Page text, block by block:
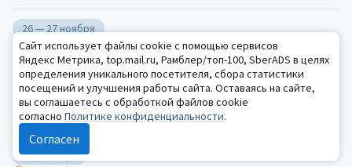
26 — 27 ноября
Москва, online
Четвертая научно-практическая конференция с
международным участием «Диагностика в
клинической (медицинской) психологии: традиции и
перспективы. К 115-летию Сусанны Яковлевны
Рубинштейн»
10 декабря
Сайт использует файлы cookie с помощью сервисов
Яндекс Метрика, top.mail.ru, Рамблер/топ-100, SberADS в целях
определения уникального посетителя, сбора статистики
посещений и улучшения работы сайта. Оставаясь на сайте,
вы соглашаетесь с обработкой файлов cookie
согласно Политике конфиденциальности.
Согласен